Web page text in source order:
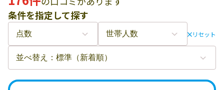
条件を指定して探す
リセット